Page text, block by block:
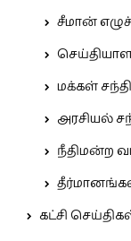
சீமான்
மக்கள்
அரசியல்
நீதிமன்ற
கட்சி